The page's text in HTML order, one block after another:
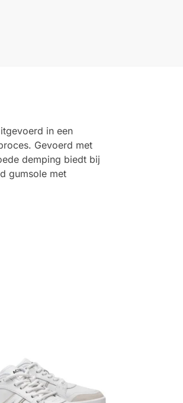
in een
Gevoerd met
demping biedt bij
gumsole met